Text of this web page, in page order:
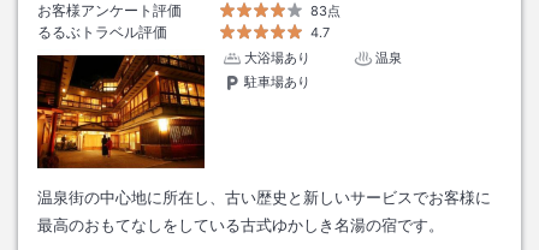
お客様アンケート評価
83点
るるぶトラベル評価
4.7
大浴場あり
温泉
駐車場あり
温泉街の中心地に所在し、古い歴史と新しいサービスでお客様に
最高のおもてなしをしている古式ゆかしき名湯の宿です。